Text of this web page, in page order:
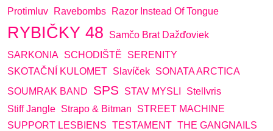
Protimluv
Ravebombs Razor Instead Of Tongue
RYBIČKY 48
Samčo Brat Dažďoviek
SARKONIA SCHODIŠTĚ
SERENITY
SKOTAČNÍ KULOMET Slavíček SONATA ARCTICA
SOUMRAK BAND
SPS STAV MYSLI
Stellvris
Stiff Jangle Strapo & Bitman
STREET MACHINE
SUPPORT LESBIENS TESTAMENT THE GANGNAILS